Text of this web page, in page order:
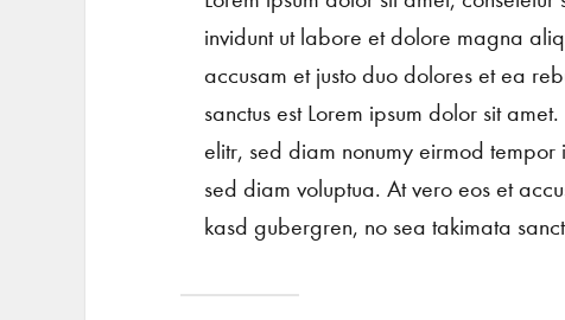
invidunt ut labore et dolore magna
accusam et justo duo dolores et ea
sanctus est Lorem ipsum dolor sit
elitr, sed diam nonumy eirmod
sed diam voluptua. At vero eos et
kasd gubergren, no sea takimata